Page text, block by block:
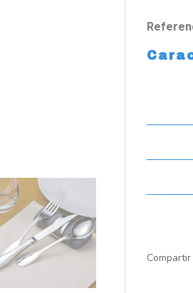
Compartir